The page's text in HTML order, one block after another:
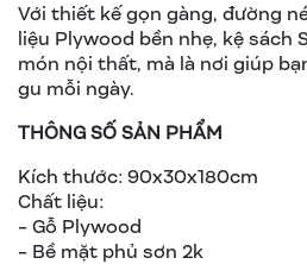
Với thiết kế gọn gàng, đường
liệu Plywood bền nhẹ, kệ sách
món nội thất, mà là nơi giúp
gu mỗi ngày.
THÔNG SỐ SẢN PHẨM
Kích thước: 90x30x180cm
Chất liệu:
- Gỗ Plywood
- Bề mặt phủ sơn 2k